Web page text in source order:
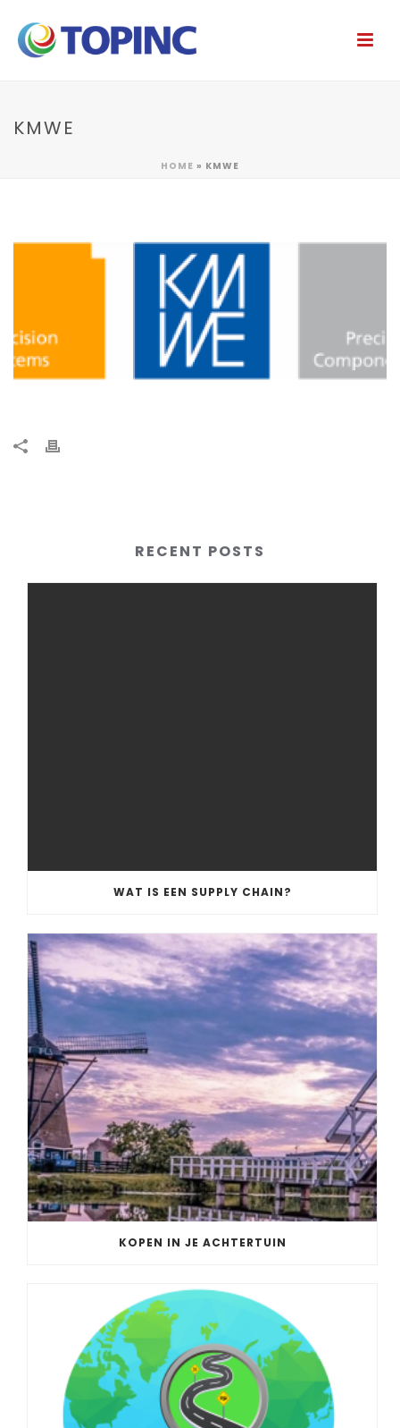
KMWE
HOME » KMWE
RECENT POSTS
WAT IS EEN SUPPLY CHAIN?
KOPEN IN JE ACHTERTUIN